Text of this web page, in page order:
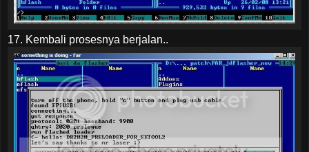
17. Kembali prosesnya berjalan..